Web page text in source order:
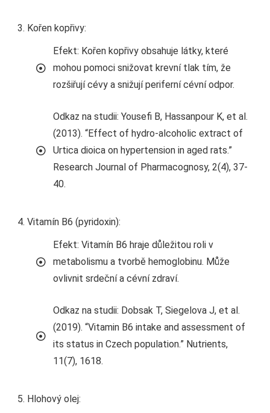
Kořen kopřivy:
Efekt: Kořen kopřivy obsahuje látky, které
mohou pomoci snižovat krevní tlak tím, že
rozšiřují cévy a snižují periferní cévní odpor.
Odkaz na studii: Yousefi B, Hassanpour K, et al.
(2013). “Effect of hydro-alcoholic extract of
Urtica dioica on hypertension in aged rats.”
Research Journal of Pharmacognosy, 2(4), 37-
40.
Vitamín B6 (pyridoxin):
Efekt: Vitamín B6 hraje důležitou roli v
metabolismu a tvorbě hemoglobinu. Může
ovlivnit srdeční a cévní zdraví.
Odkaz na studii: Dobsak T, Siegelova J, et al.
(2019). “Vitamin B6 intake and assessment of
its status in Czech population.” Nutrients,
11(7), 1618.
Hlohový olej: